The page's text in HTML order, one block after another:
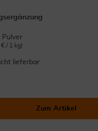
Pulver
/ 1 kg)
lieferbar
Zum Artikel